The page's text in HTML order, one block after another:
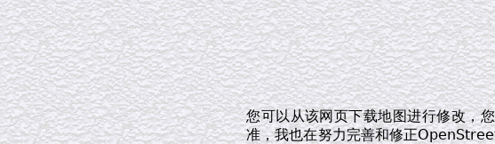
您可以从该网页下载地图进行修改，
准，我也在努力完善和修正